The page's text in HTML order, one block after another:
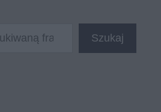
Szukaj